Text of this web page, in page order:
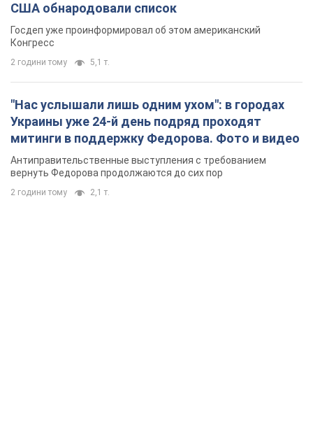
США обнародовали список
Госдеп уже проинформировал об этом американский
Конгресс
2 години тому 5,1 т.
"Нас услышали лишь одним ухом": в городах
Украины уже 24-й день подряд проходят
митинги в поддержку Федорова. Фото и видео
Антиправительственные выступления с требованием
вернуть Федорова продолжаются до сих пор
2 години тому 2,1 т.